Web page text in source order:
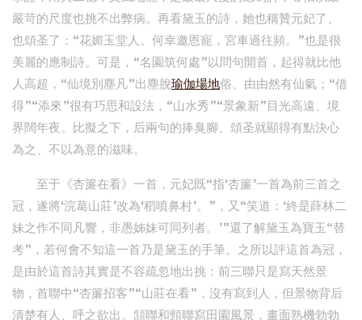
嚴苛的尺度也挑不出弊病。再看黛玉的詩，她也稱贊元妃了、
也頌圣了：“花媚玉堂人。何幸邀恩寵，宮車過往頻。”也是很
美麗的應制詩。可是，“名園筑何處”以問句開首，起得就比他
人高超，“仙境別塵凡”出塵脫瑜伽場地俗、由由然有仙氣；“借
得”“添來”很有巧思和設法，“山水秀”“景象新”目光高遠、境
界闊年夜。比擬之下，后兩句的捧臭腳、頌圣就顯得有點決心
為之、不以為意的滋味。
至于《杏簾在看》一首，元妃既“指‘杏簾’一首為前三首之
冠，遂將‘浣葛山莊’改為‘稻噴鼻村’。”，又“笑道：‘終是薛林二
妹之作不同凡響，非愚姊妹可同列者。’”還了解黛玉為寶玉“替
考”，若何會不知這一首乃是黛玉的手筆。之所以評這首為冠，
是由於這首詩其實是不容疏忽地出挑：前三聯只是寫天然景
物，首聯中“杏簾招客”“山莊在看”，沒有寫到人，但景物背后
清楚有人、呼之欲出。頷聯和頸聯寫田園風景，畫面熟機勃勃